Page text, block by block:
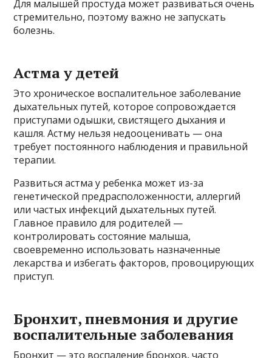
Для малышей простуда может развиваться очень
стремительно, поэтому важно не запускать
болезнь.
Астма у детей
Это хроническое воспалительное заболевание
дыхательных путей, которое сопровождается
приступами одышки, свистящего дыхания и
кашля. Астму нельзя недооценивать — она
требует постоянного наблюдения и правильной
терапии.
Развиться астма у ребенка может из-за
генетической предрасположенности, аллергий
или частых инфекций дыхательных путей.
Главное правило для родителей —
контролировать состояние малыша,
своевременно использовать назначенные
лекарства и избегать факторов, провоцирующих
приступ.
Бронхит, пневмония и другие
воспалительные заболевания
Бронхит — это воспаление бронхов, часто